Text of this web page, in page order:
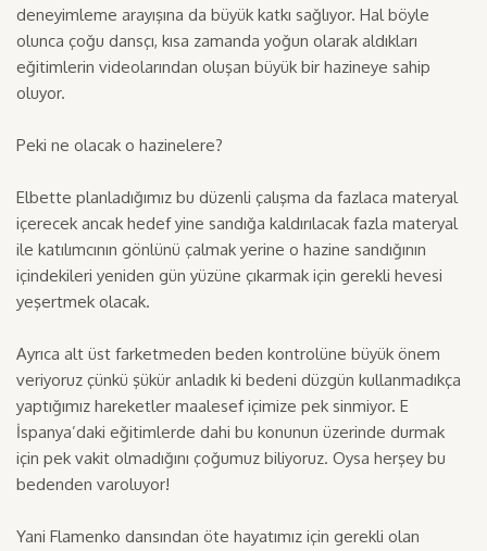
deneyimleme arayışına da büyük katkı sağlıyor. Hal böyle
olunca çoğu dansçı, kısa zamanda yoğun olarak aldıkları
eğitimlerin videolarından oluşan büyük bir hazineye sahip
oluyor.
Peki ne olacak o hazinelere?
Elbette planladığımız bu düzenli çalışma da fazlaca materyal
içerecek ancak hedef yine sandığa kaldırılacak fazla materyal
ile katılımcının gönlünü çalmak yerine o hazine sandığının
içindekileri yeniden gün yüzüne çıkarmak için gerekli hevesi
yeşertmek olacak.
Ayrıca alt üst farketmeden beden kontrolüne büyük önem
veriyoruz çünkü şükür anladık ki bedeni düzgün kullanmadıkça
yaptığımız hareketler maalesef içimize pek sinmiyor. E
İspanya’daki eğitimlerde dahi bu konunun üzerinde durmak
için pek vakit olmadığını çoğumuz biliyoruz. Oysa herşey bu
bedenden varoluyor!
Yani Flamenko dansından öte hayatımız için gerekli olan